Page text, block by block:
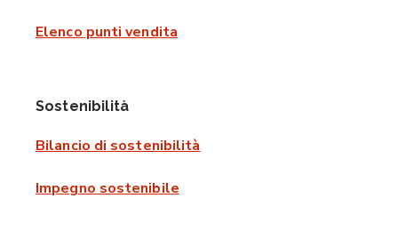
Elenco punti vendita
Sostenibilità
Bilancio di sostenibilità
Impegno sostenibile